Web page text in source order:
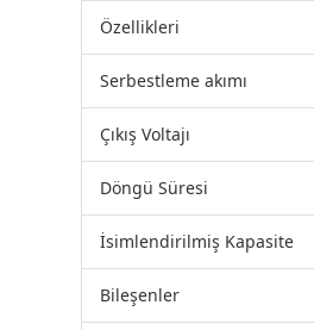
Özellikleri
Serbestleme akımı
Çıkış Voltajı
Döngü Süresi
İsimlendirilmiş Kapasite
Bileşenler